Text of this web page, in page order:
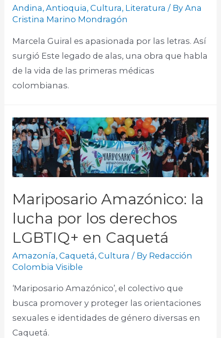
Andina,Antioquia,Cultura, Literatura / ByAna
Cristina Marino Mondragón
Marcela Guiral es apasionada por las letras. Así
surgió Este legado de alas, una obra que habla
de la vida de las primeras médicas
colombianas.​
Mariposario Amazónico: la
lucha por los derechos
LGBTIQ+ en Caquetá
Amazonía,Caquetá,Cultura / By Redacción
Colombia Visible
‘Mariposario Amazónico’, el colectivo que
busca promover y proteger las orientaciones
sexuales e identidades de género diversas en
Caquetá.